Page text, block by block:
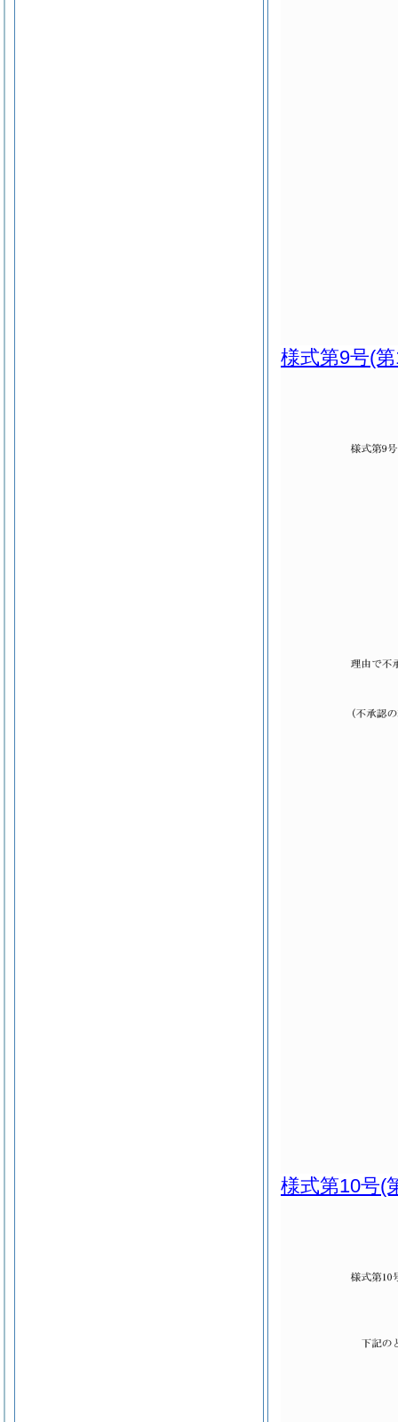
様式第9号(
様式第10号(